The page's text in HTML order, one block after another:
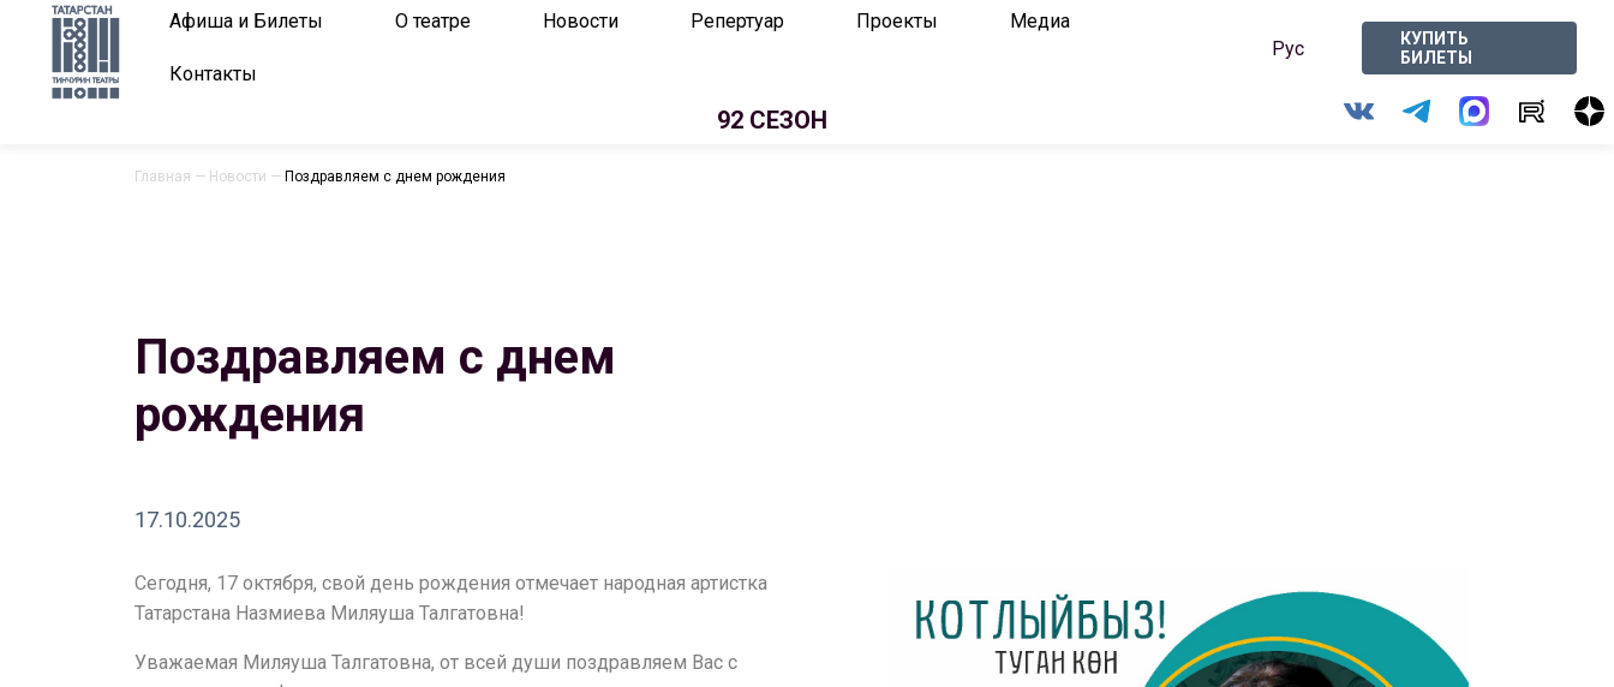
Афиша и Билеты О театре Новости Репертуар Проекты Медиа
Контакты
Рус
КУПИТЬ
БИЛЕТЫ
92 СЕЗОН
Главная — Новости — Поздравляем с днем рождения
Поздравляем с днем
рождения
17.10.2025
Сегодня, 17 октября, свой день рождения отмечает народная артистка
Татарстана Назмиева Миляуша Талгатовна!
Уважаемая Миляуша Талгатовна, от всей души поздравляем Вас с